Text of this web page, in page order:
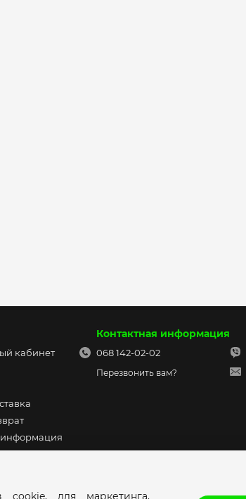
кабинет
информация
Контактная информация
068 142-02-02
Перезвонить вам?
cookie, для маркетинга,